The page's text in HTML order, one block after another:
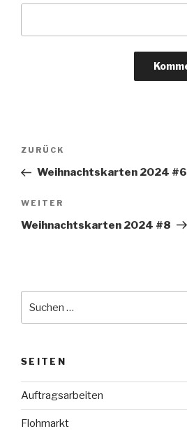
Beitragsnavigation
Vorheriger
Beitrag
ZURÜCK
Weihnachtskarten 2024 #6
Nächster
Beitrag
WEITER
Weihnachtskarten 2024 #8
nach:
SEITEN
Auftragsarbeiten
Flohmarkt